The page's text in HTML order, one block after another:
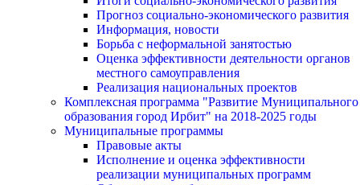
Прогноз социально-экономического развития
Информация, новости
Борьба с неформальной занятостью
Оценка эффективности деятельности органов
местного самоуправления
Реализация национальных проектов
Комплексная программа "Развитие Муниципального
образования город Ирбит" на 2018-2025 годы
Муниципальные программы
Правовые акты
Исполнение и оценка эффективности
реализации муниципальных программ